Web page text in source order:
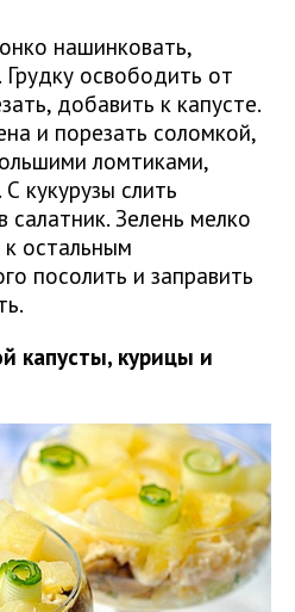
нашинковать,
освободить от
добавить к капусте.
и порезать соломкой,
ломтиками,
кукурузы слить
Зелень мелко
остальным
посолить и заправить
капусты, курицы и